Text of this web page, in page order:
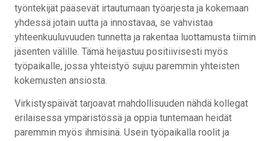
työntekijät pääsevät irtautumaan työarjesta ja kokemaan
yhdessä jotain uutta ja innostavaa, se vahvistaa
yhteenkuuluvuuden tunnetta ja rakentaa luottamusta tiimin
jäsenten välille. Tämä heijastuu positiivisesti myös
työpaikalle, jossa yhteistyö sujuu paremmin yhteisten
kokemusten ansiosta.
Virkistyspäivät tarjoavat mahdollisuuden nähdä kollegat
erilaisessa ympäristössä ja oppia tuntemaan heidät
paremmin myös ihmisinä. Usein työpaikalla roolit ja